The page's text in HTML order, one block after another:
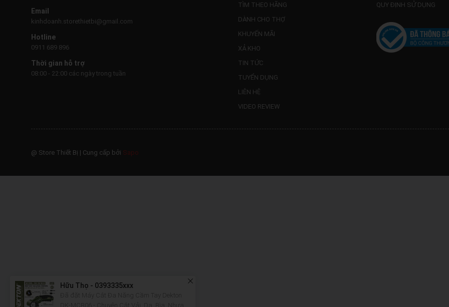
Email
kinhdoanh.storethietbi@gmail.com
Hotline
0911 689 896
Thời gian hỗ trợ
08:00 - 22:00 các ngày trong tuần
TÌM THEO HÃNG
DÀNH CHO THỢ
KHUYẾN MÃI
XẢ KHO
TIN TỨC
TUYỂN DỤNG
LIÊN HỆ
VIDEO REVIEW
QUY ĐỊNH SỬ DỤNG
@ Store Thiết Bị | Cung cấp bởi Sapo
Đã đặt Máy Cắt Đa Năng Cầm Tay Dekton